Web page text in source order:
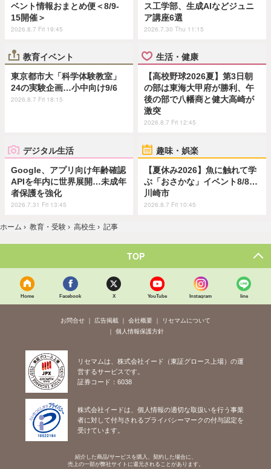
ベント情報おまとめ便＜8/9-
15開催＞
2026.8.7 Fri 19:45
ス工学部、生成AIなどジュニ
ア講座6選
2026.7.30 Thu 11:15
教育イベント
東京都市大「科学体験教室」
24の実験企画…小中向け9/6
2026.8.7 Fri 18:15
生活・健康
【高校野球2026夏】第3日朝
の部は東海大甲府が勝利、午
後の部で八幡商と健大高崎が
激突
2026.8.7 Fri 12:45
デジタル生活
Google、アプリ向け年齢確認
APIを年内に世界展開…未成年
者保護を強化
2026.7.31 Fri 13:45
趣味・娯楽
【夏休み2026】魚に触れて学
ぶ「おさかな」イベント8/8…
川崎市
2026.8.7 Fri 10:45
ホーム › 教育・受験 › 高校生 › 記事
TOP
Home Facebook X YouTube Instagram line
お問合せ 広告掲載 会社概要
リセマムについて
個人情報保護方針
リセマムは、株式会社イード（東証グロース上場）の運
営するサービスです。
証券コード：6038
株式会社イードは、個人情報の適切な取扱いを行う事業
者に対して付与されるプライバシーマークの付与認定を
受けています。
紹介した商品/サービスを購入、契約した場合に、
売上の一部が弊社サイトに還元されることがあります。